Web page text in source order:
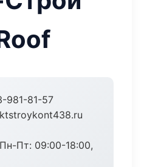
981-81-57
Пн-Пт: 09:00-18:00,